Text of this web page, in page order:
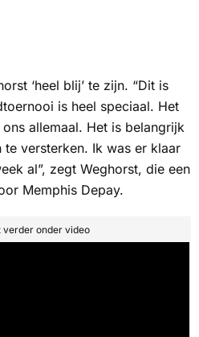
‘heel blij’ te zijn. “Dit is
is heel speciaal. Het
allemaal. Het is belangrijk
versterken. Ik was er klaar
al”, zegt Weghorst, die een
Memphis Depay.
verder onder video